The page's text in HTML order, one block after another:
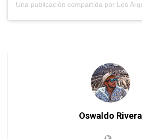
Oswaldo Rivera